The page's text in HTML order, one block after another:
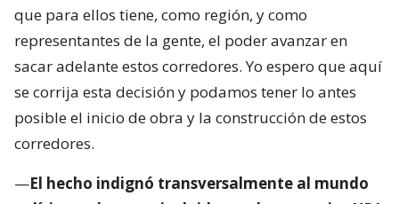
que para ellos tiene, como región, y como
representantes de la gente, el poder avanzar en
sacar adelante estos corredores. Yo espero que aquí
se corrija esta decisión y podamos tener lo antes
posible el inicio de obra y la construcción de estos
corredores.
—El hecho indignó transversalmente al mundo